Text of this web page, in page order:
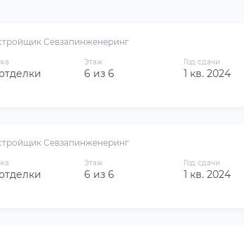
Севзапинженеринг
Этаж
6 из 6
Год сдачи
1 кв. 2024
Севзапинженеринг
Этаж
6 из 6
Год сдачи
1 кв. 2024